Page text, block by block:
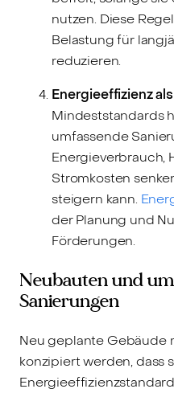
nutzen. Diese
Belastung für
reduzieren.
Energieeffizienz
Mindeststandards
umfassende
Energieverbrauch,
Stromkosten
steigern kann.
der Planung und
Förderungen.
Neubauten und
Sanierungen
Neu geplante Gebäude
konzipiert werden, dass